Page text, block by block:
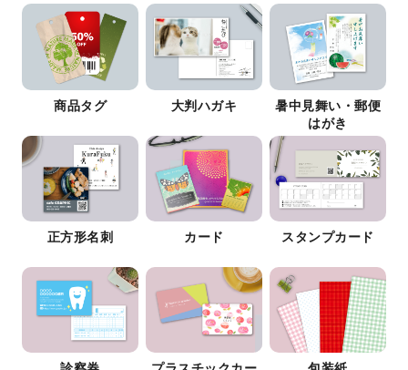
商品タグ 大判ハガキ
暑中見舞い・郵便
はがき
正方形名刺 カード スタンプカード